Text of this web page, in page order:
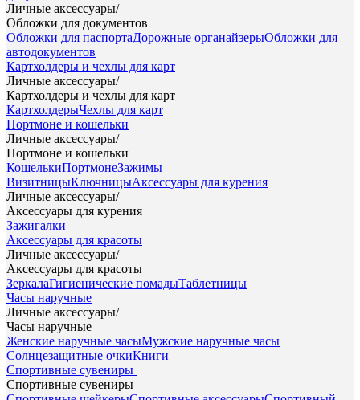
Личные аксессуары/
Обложки для документов
Обложки для паспортаДорожные органайзерыОбложки для
автодокументов
Картхолдеры и чехлы для карт
Личные аксессуары/
Картхолдеры и чехлы для карт
КартхолдерыЧехлы для карт
Портмоне и кошельки
Личные аксессуары/
Портмоне и кошельки
КошелькиПортмонеЗажимы
ВизитницыКлючницыАксессуары для курения
Личные аксессуары/
Аксессуары для курения
Зажигалки
Аксессуары для красоты
Личные аксессуары/
Аксессуары для красоты
ЗеркалаГигиенические помадыТаблетницы
Часы наручные
Личные аксессуары/
Часы наручные
Женские наручные часыМужские наручные часы
Солнцезащитные очкиКниги
Спортивные сувениры
Спортивные сувениры